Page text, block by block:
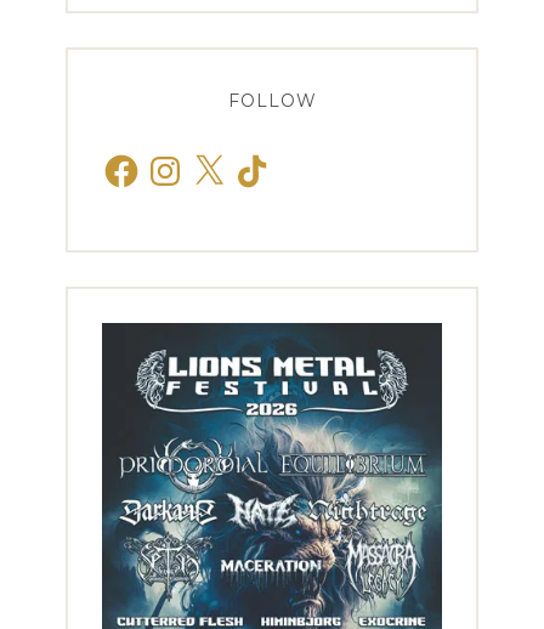
FOLLOW
FacebookInstagram
X TikTok